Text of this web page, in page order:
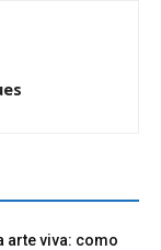
arte viva: como